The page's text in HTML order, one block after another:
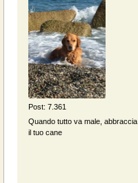
Post: 7.361
Quando tutto va male, abbraccia
il tuo cane